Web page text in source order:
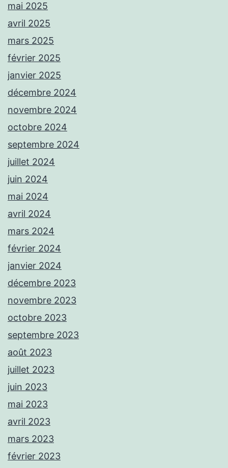
mai 2025
avril 2025
mars 2025
février 2025
janvier 2025
décembre 2024
novembre 2024
octobre 2024
septembre 2024
juillet 2024
juin 2024
mai 2024
avril 2024
mars 2024
février 2024
janvier 2024
décembre 2023
novembre 2023
octobre 2023
septembre 2023
août 2023
juillet 2023
juin 2023
mai 2023
avril 2023
mars 2023
février 2023